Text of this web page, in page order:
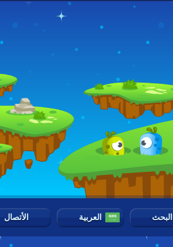
البحث العربية الأتصال